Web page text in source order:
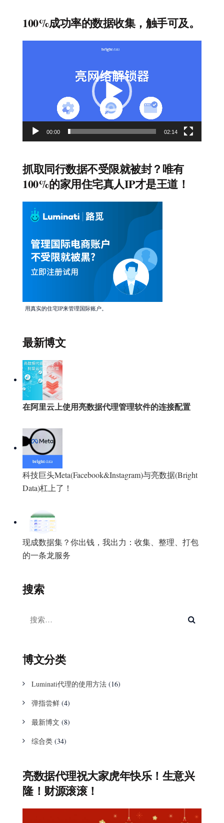
100%成功率的数据收集，触手可及。
00:00 02:14
抓取同行数据不受限就被封？唯有
100%的家用住宅真人IP才是王道！
用真实的住宅IP来管理国际账户。
最新博文
在阿里云上使用亮数据代理管理软件的连接配置
科技巨头Meta(Facebook&Instagram)与亮数据(Bright
Data)杠上了！
现成数据集？你出钱，我出力：收集、整理、打包
的一条龙服务
搜索
博文分类
Luminati代理的使用方法 (16)
弹指尝鲜 (4)
最新博文 (8)
综合类 (34)
亮数据代理祝大家虎年快乐！生意兴
隆！财源滚滚！